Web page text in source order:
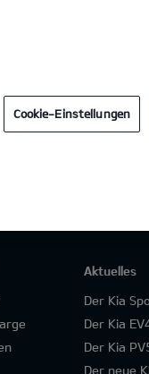
Aktuelles
Der Kia
Der Kia
Der Kia
Der neue
Cookie-Einstellungen